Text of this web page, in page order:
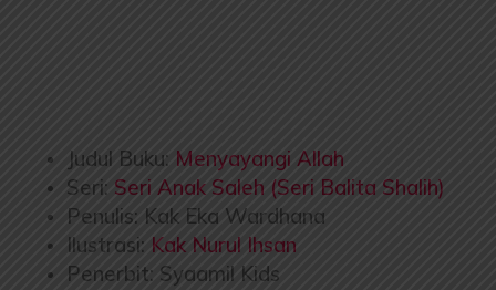
Judul Buku: Menyayangi Allah
Seri: Seri Anak Saleh (Seri Balita Shalih)
Penulis: Kak Eka Wardhana
Ilustrasi: Kak Nurul Ihsan
Penerbit: Syaamil Kids